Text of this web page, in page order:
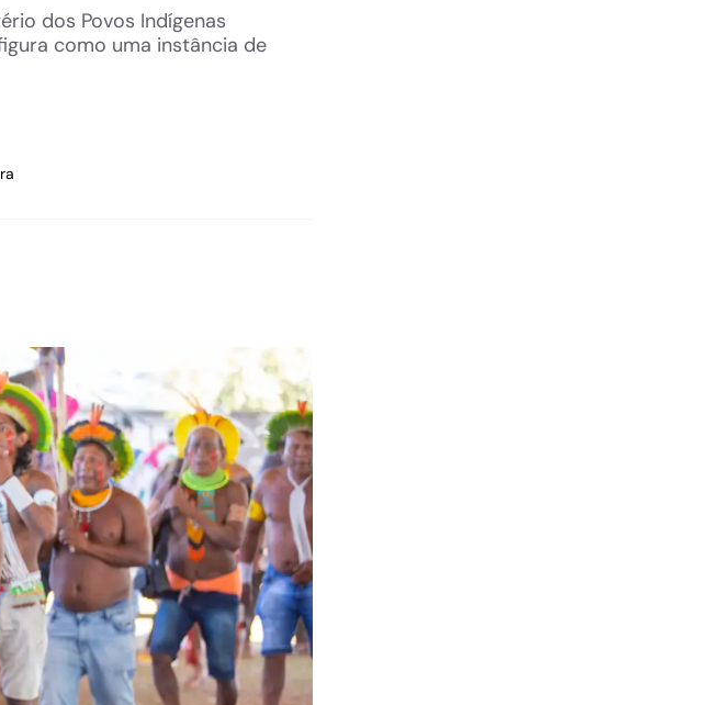
dos Povos Indígenas
como uma instância de